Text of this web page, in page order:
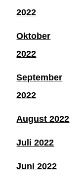
2022
Oktober
2022
September
2022
August 2022
Juli 2022
Juni 2022